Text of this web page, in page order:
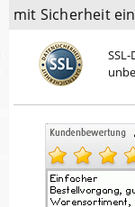
mit Sicherheit